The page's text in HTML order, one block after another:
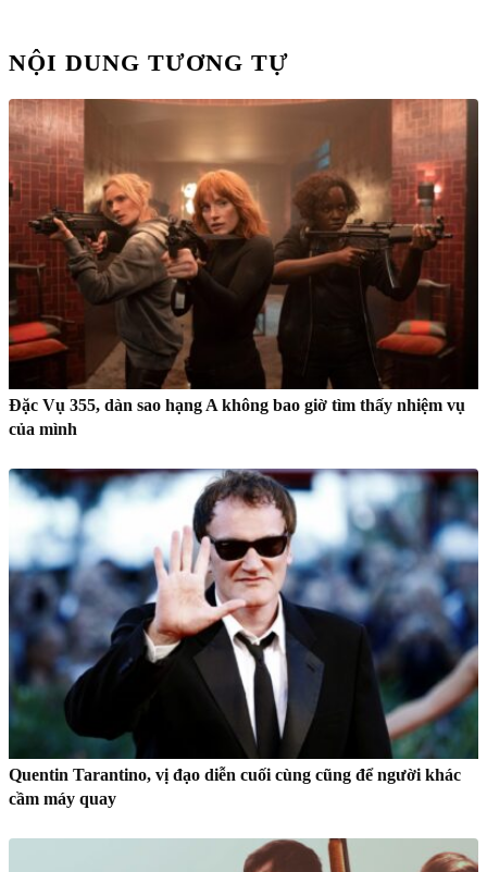
NỘI DUNG TƯƠNG TỰ
Đặc Vụ 355, dàn sao hạng A không bao giờ tìm thấy nhiệm vụ
của mình
Quentin Tarantino, vị đạo diễn cuối cùng cũng để người khác
cầm máy quay